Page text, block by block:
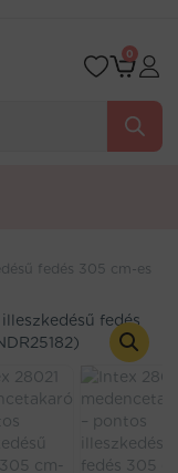
0
fedés 305 cm-es